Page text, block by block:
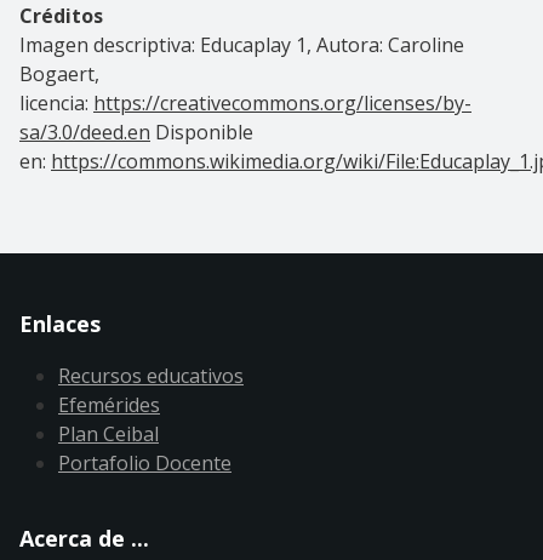
Créditos
Imagen descriptiva: Educaplay 1, Autora: Caroline
Bogaert,
licencia: https://creativecommons.org/licenses/by-
sa/3.0/deed.en Disponible
en: https://commons.wikimedia.org/wiki/
Enlaces
Recursos educativos
Efemérides
Plan Ceibal
Portafolio Docente
Acerca de ...